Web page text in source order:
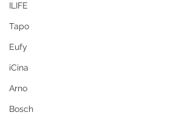
ILIFE
Tapo
Eufy
iCina
Arno
Bosch